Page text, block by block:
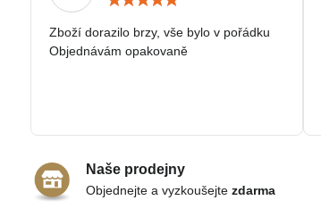
/
5
Zboží dorazilo brzy, vše bylo v pořádku
Objednávám opakovaně
Naše prodejny
Objednejte a vyzkoušejte zdarma